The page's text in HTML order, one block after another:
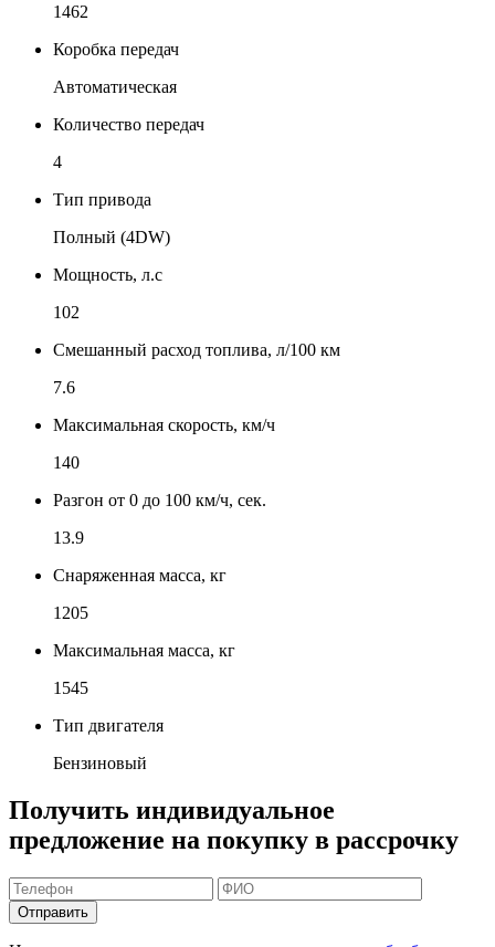
1462
Коробка передач
Автоматическая
Количество передач
4
Тип привода
Полный (4DW)
Мощность, л.с
102
Смешанный расход топлива, л/100 км
7.6
Максимальная скорость, км/ч
140
Разгон от 0 до 100 км/ч, сек.
13.9
Снаряженная масса, кг
1205
Максимальная масса, кг
1545
Тип двигателя
Бензиновый
Получить индивидуальное
предложение на покупку в рассрочку
Отправить